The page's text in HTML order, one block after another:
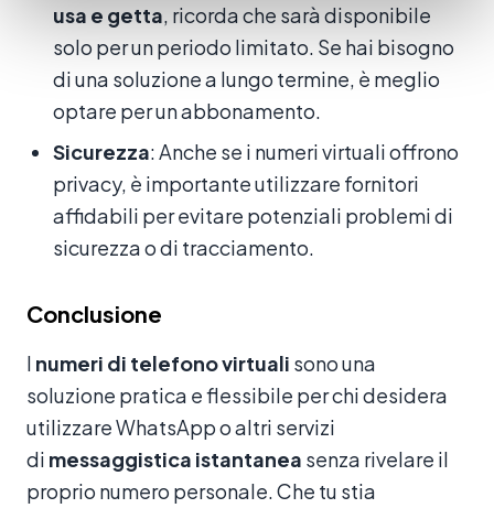
usa e getta , ricorda che sarà disponibile
solo per un periodo limitato. Se hai bisogno
di una soluzione a lungo termine, è meglio
optare per un abbonamento.
Sicurezza: Anche se i numeri virtuali offrono
privacy, è importante utilizzare fornitori
affidabili per evitare potenziali problemi di
sicurezza o di tracciamento.
Conclusione
I numeri di telefono virtuali sono una
soluzione pratica e flessibile per chi desidera
utilizzare WhatsApp o altri servizi
di messaggistica istantanea senza rivelare il
proprio numero personale. Che tu stia